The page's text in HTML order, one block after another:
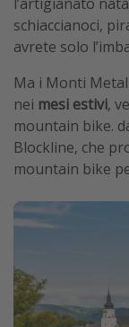
schiaccianoci,
avrete solo
Ma i Monti
nei mesi estivi,
mountain bike.
Blockline, che
mountain bike